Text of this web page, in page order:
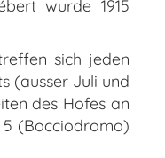
wurde 1915
sich jeden
(ausser Juli und
des Hofes an
(Bocciodromo)